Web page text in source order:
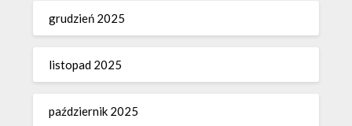
grudzień 2025
listopad 2025
październik 2025